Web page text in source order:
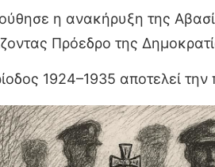
η ανακήρυξη της
Πρόεδρο της
1924–1935 αποτελεί